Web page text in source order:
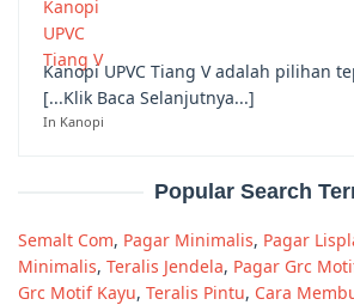
Kanopi UPVC Tiang V adalah pilihan
[...Klik Baca Selanjutnya...]
In Kanopi
Popular Search
Semalt Com, Pagar Minimalis, Pagar
Minimalis, Teralis Jendela, Pagar Grc
Grc Motif Kayu, Teralis Pintu, Cara